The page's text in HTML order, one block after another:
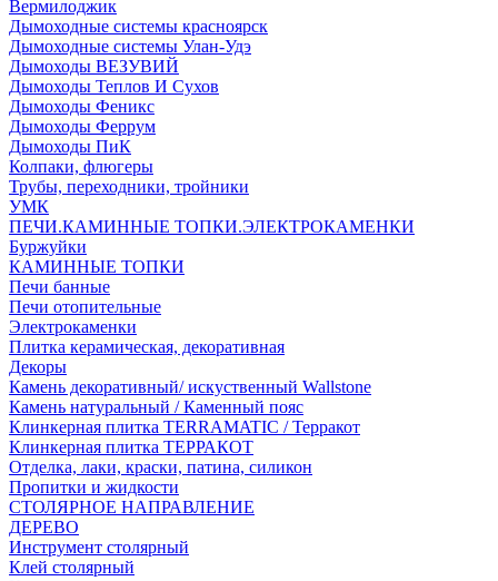
Вермилоджик
Дымоходные системы красноярск
Дымоходные системы Улан-Удэ
Дымоходы ВЕЗУВИЙ
Дымоходы Теплов И Сухов
Дымоходы Феникс
Дымоходы Феррум
Дымоходы ПиК
Колпаки, флюгеры
Трубы, переходники, тройники
УМК
ПЕЧИ.КАМИННЫЕ ТОПКИ.ЭЛЕКТРОКАМЕНКИ
Буржуйки
КАМИННЫЕ ТОПКИ
Печи банные
Печи отопительные
Электрокаменки
Плитка керамическая, декоративная
Декоры
Камень декоративный/ искуственный Wallstone
Камень натуральный / Каменный пояс
Клинкерная плитка TERRAMATIC / Терракот
Клинкерная плитка ТЕРРАКОТ
Отделка, лаки, краски, патина, силикон
Пропитки и жидкости
СТОЛЯРНОЕ НАПРАВЛЕНИЕ
ДЕРЕВО
Инструмент столярный
Клей столярный